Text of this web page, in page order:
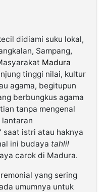
didiami suku lokal,
Sampang,
Madura
tinggi nilai, kultur
agama, begitupun
berbungkus agama
tanpa mengenal
saat istri atau haknya
ini budaya tahlil
carok di Madura.
yang sering
umumnya untuk